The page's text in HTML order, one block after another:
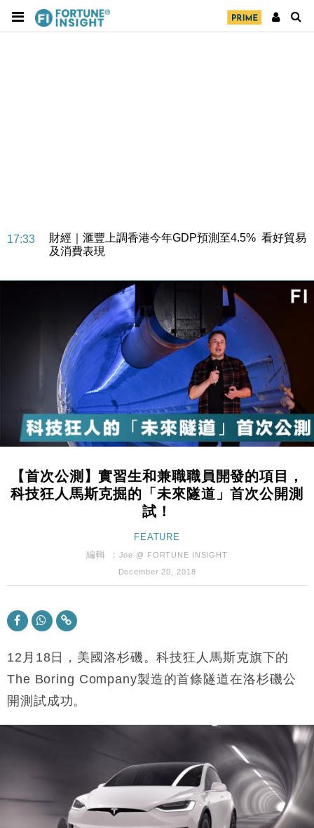
17:33
財經｜滙豐上調香港今年GDP預測至4.5% 看好貿易
及消費表現
損失近6900萬元
財經｜日經失守6.5萬點後回穩 全周仍升近2%
財經｜恒隆10月換帥 玩具「反」斗城亞洲CEO蔡德
粦接任
財經｜韓股反覆波動收跌 連挫7周創逾3年最長跌勢
13:44
財經｜內地7月美元計價出口增近24%勝預期 貿易順
差達1125億美元
12:44
財經｜日本春季三度入市撐日圓 4月單日斥6.28萬億
11:12
國際｜特朗普料美伊戰事快結束 承認部分彈藥庫存緊
張
財經｜SA售股自救後再出手 斥4億美元押注未上市公
財經｜華僑銀行上半年淨利創新高 中期息增15%至
財經｜滙豐上調香港今年GDP預測至4.5% 看好貿易
16:47
本地｜假冒內地執法人員要求交「保證金」 43歲女子
16:05
財經｜日經失守6.5萬點後回穩 全周仍升近2%
15:47
財經｜恒隆10月換帥 玩具「反」斗城亞洲CEO蔡德
粦接任
財經｜韓股反覆波動收跌 連挫7周創逾3年最長跌勢
財經｜內地7月美元計價出口增近24%勝預期 貿易順
差達1125億美元
12:44
財經｜日本春季三度入市撐日圓 4月單日斥6.28萬億
日圓干預創新高
【首次公測】實習生和兼職職員開發的項目，
科技狂人馬斯克掘的「未來隧道」首次公開測
試！
FEATURE
編輯 ： Joe @ FORTUNE INSIGHT
December 20, 2018
12 月 18日，美國洛杉磯。科技狂人 馬斯克旗下的
The Boring Company製造的首條隧道在洛杉磯公
開測試成功。